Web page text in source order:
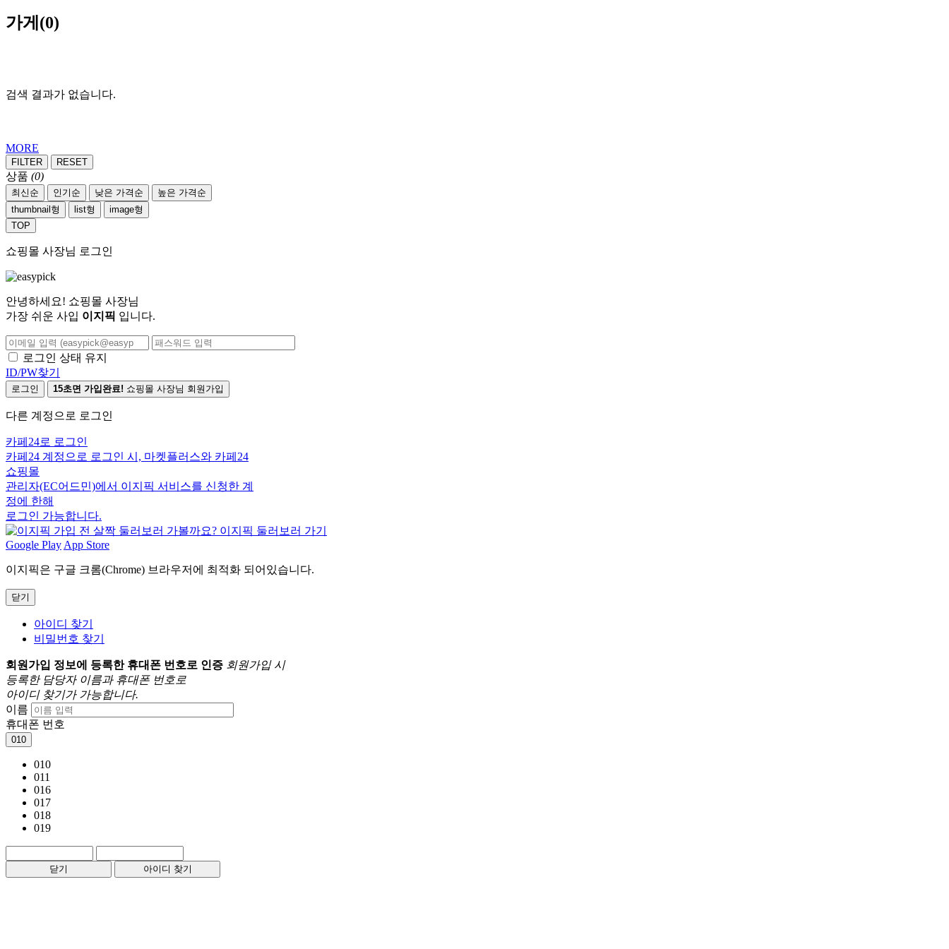
가게 (0)
검색 결과가 없습니다.
MORE
FILTER RESET
상품 (0)
최신순 인기순 낮은 가격순
높은 가격순
thumbnail형
list형
image형
TOP
쇼핑몰 사장님 로그인
안녕하세요! 쇼핑몰 사장님
가장 쉬운 사입 이지픽 입니다.
로그인 상태 유지
ID/PW찾기
로그인 15초면 가입완료! 쇼핑몰 사장님 회원가입
다른 계정으로 로그인
카페24로 로그인
카페24 계정으로 로그인 시, 마켓플러스와 카페24
쇼핑몰
관리자(EC어드민)에서 이지픽 서비스를 신청한 계
정에 한해
로그인 가능합니다.
Google Play App Store
이지픽은 구글 크롬(Chrome) 브라우저에 최적화 되어있습니다.
닫기
아이디 찾기
비밀번호 찾기
회원가입 정보에 등록한 휴대폰 번호로 인증 회원가입 시
등록한 담당자 이름과 휴대폰 번호로
아이디 찾기가 가능합니다.
이름
휴대폰 번호
010
010
011
016
017
018
019
닫기 아이디 찾기